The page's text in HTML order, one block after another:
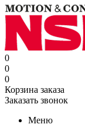
0
0
0
Корзина заказа
Заказать звонок
Меню